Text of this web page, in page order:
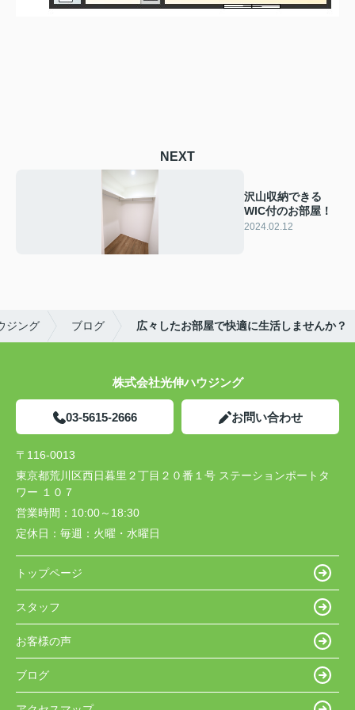
NEXT
沢山収納できる
WIC付のお部屋！
2024.02.12
ジング ブログ 広々したお部屋で快適に生活しませんか？
株式会社光伸ハウジング
03-5615-2666 お問い合わせ
〒116-0013
東京都荒川区西日暮里２丁目２０番１号 ステーションポートタ
ワー １０７
営業時間： 10:00～18:30
定休日： 毎週：火曜・水曜日
トップページ
スタッフ
お客様の声
ブログ